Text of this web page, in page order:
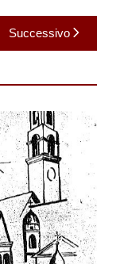
Successivo